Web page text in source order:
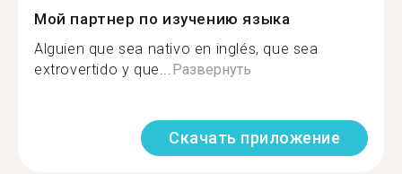
Мой партнер по изучению языка
Alguien que sea nativo en inglés, que sea
extrovertido y que...Развернуть
Скачать приложение